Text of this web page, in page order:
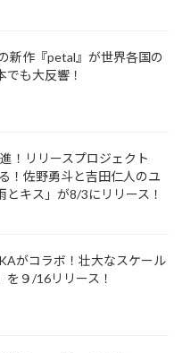
新作『petal』が世界各国の
でも大反響！
！リリースプロジェクト
！佐野勇斗と吉田仁人のユ
とキス」が8/3にリリース！
がコラボ！壮大なスケール
を９/16リリース！